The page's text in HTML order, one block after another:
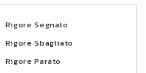
Rigore Segnato
Rigore Sbagliato
Rigore Parato